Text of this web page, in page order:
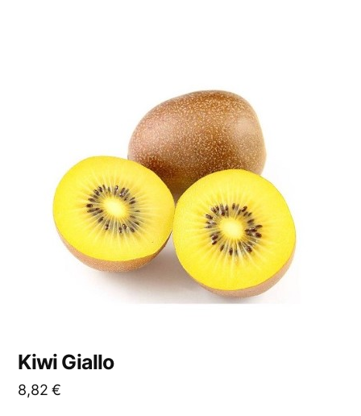
Kiwi Giallo
8,82€